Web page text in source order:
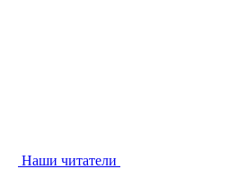
Наши читатели